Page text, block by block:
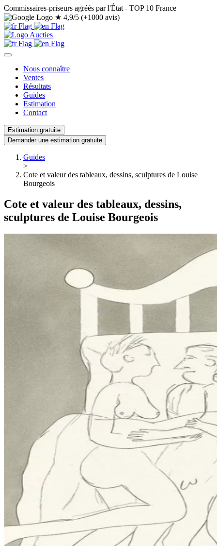
Commissaires-priseurs agréés par l'État - TOP 10 France
★ 4,9/5 (+1000 avis)
Nous connaître
Ventes
Résultats
Guides
Estimation
Contact
Estimation gratuite
Demander une estimation gratuite
Guides
>
Cote et valeur des tableaux, dessins, sculptures de Louise
Bourgeois
Cote et valeur des tableaux, dessins,
sculptures de Louise Bourgeois